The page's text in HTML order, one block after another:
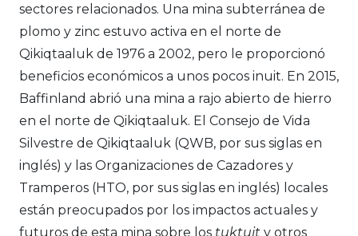
sectores relacionados. Una mina subterránea de
plomo y zinc estuvo activa en el norte de
Qikiqtaaluk de 1976 a 2002, pero le proporcionó
beneficios económicos a unos pocos inuit. En 2015,
Baffinland abrió una mina a rajo abierto de hierro
en el norte de Qikiqtaaluk. El Consejo de Vida
Silvestre de Qikiqtaaluk (QWB, por sus siglas en
inglés) y las Organizaciones de Cazadores y
Tramperos (HTO, por sus siglas en inglés) locales
están preocupados por los impactos actuales y
futuros de esta mina sobre los tuktuit y otros